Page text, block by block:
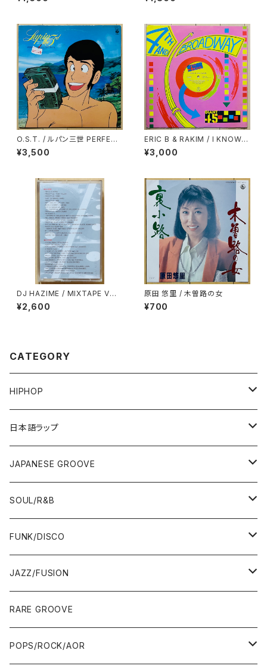
O.S.T. / ルパン三世 PERFECT
COLLECTION
¥3,500
ERIC B & RAKIM / I KNOW Y
OU GOT SOUL
¥3,000
DJ HAZIME / MIXTAPE VOL.
10
¥2,600
原田 悠里 / 木曽路の女
¥700
CATEGORY
HIPHOP
12"/7"
80'S OLD SCHOOL
EARLY 90'S MIDDLE〜NEW SCHOOL
JAPAN ONLY RELEASE/REMIX
LP
80'S OLD SCHOOL
EARLY 90'S MIDDLE〜NEW SCHOOL
日本語ラップ
12"/7"
80'S OLD SCHOOL〜EARLY 90'S
MID〜LATE 90'S
LP
80'S OLD SCHOOL〜EARLY 90'S
MID〜LATE 90'S
CD/TAPE
CD-R/DEMO/SAMPLE
CD ALBUM
JAPANESE GROOVE
LP
60'S/70'S
80'S
7"/12"
60'S/70'S
80'S
SOUL/R&B
LP
60'S/70'S
80'S
12"/7"
60'S/70'S
80'S
FUNK/DISCO
LP
70'S
80'S
12"/7"
70'S
JAZZ/FUSION
JAZZ
FUSION
RARE GROOVE
POPS/ROCK/AOR